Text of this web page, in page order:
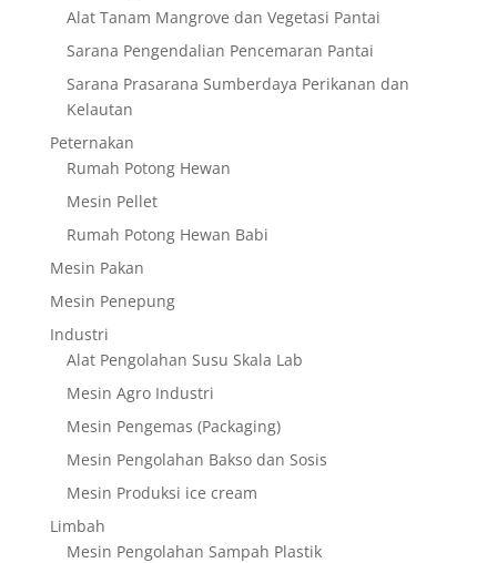
Alat Tanam Mangrove dan Vegetasi Pantai
Sarana Pengendalian Pencemaran Pantai
Sarana Prasarana Sumberdaya Perikanan dan
Kelautan
Peternakan
Rumah Potong Hewan
Mesin Pellet
Rumah Potong Hewan Babi
Mesin Pakan
Mesin Penepung
Industri
Alat Pengolahan Susu Skala Lab
Mesin Agro Industri
Mesin Pengemas (Packaging)
Mesin Pengolahan Bakso dan Sosis
Mesin Produksi ice cream
Limbah
Mesin Pengolahan Sampah Plastik